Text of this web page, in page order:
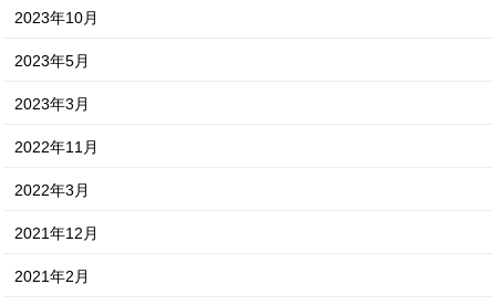
2023年10月
2023年5月
2023年3月
2022年11月
2022年3月
2021年12月
2021年2月